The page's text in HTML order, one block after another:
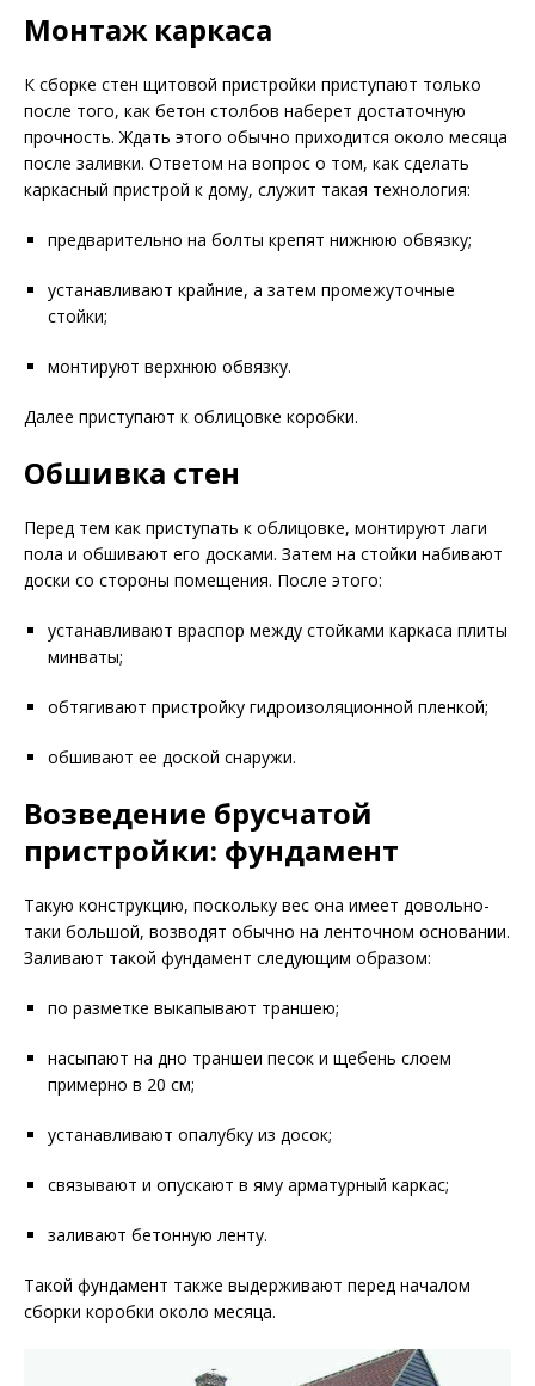
Монтаж каркаса
К сборке стен щитовой пристройки приступают только
после того, как бетон столбов наберет достаточную
прочность. Ждать этого обычно приходится около месяца
после заливки. Ответом на вопрос о том, как сделать
каркасный пристрой к дому, служит такая технология:
предварительно на болты крепят нижнюю обвязку;
устанавливают крайние, а затем промежуточные
стойки;
монтируют верхнюю обвязку.
Далее приступают к облицовке коробки.
Обшивка стен
Перед тем как приступать к облицовке, монтируют лаги
пола и обшивают его досками. Затем на стойки набивают
доски со стороны помещения. После этого:
устанавливают враспор между стойками каркаса плиты
минваты;
обтягивают пристройку гидроизоляционной пленкой;
обшивают ее доской снаружи.
Возведение брусчатой
пристройки: фундамент
Такую конструкцию, поскольку вес она имеет довольно-
таки большой, возводят обычно на ленточном основании.
Заливают такой фундамент следующим образом:
по разметке выкапывают траншею;
насыпают на дно траншеи песок и щебень слоем
примерно в 20 см;
устанавливают опалубку из досок;
связывают и опускают в яму арматурный каркас;
заливают бетонную ленту.
Такой фундамент также выдерживают перед началом
сборки коробки около месяца.